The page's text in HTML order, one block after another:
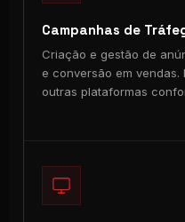
Campanhas de
Criação e gestão de
e conversão em vendas.
outras plataformas